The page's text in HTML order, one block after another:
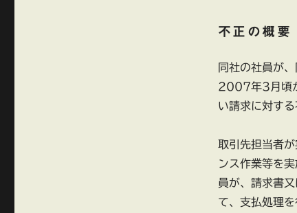
不正の概要
同社の社員が
2007年3月頃
い請求に対す
取引先担当者
ンス作業等を
員が、請求書
て、支払処理を